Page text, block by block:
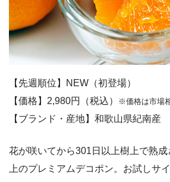
【先週順位】NEW（初登場）
【価格】2,980円（税込）
※価格は市場
【ブランド・産地】和歌山県紀南産
花が咲いてから301日以上樹上で熟
上のプレミアムデコポン。お試しサ